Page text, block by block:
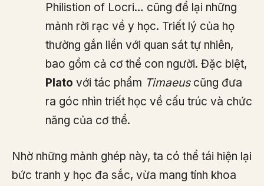
Philistion of Locri… cũng để lại những
mảnh rời rạc về y học. Triết lý của họ
thường gắn liền với quan sát tự nhiên,
bao gồm cả cơ thể con người. Đặc biệt,
Plato với tác phẩm Timaeuscũng đưa
ra góc nhìn triết học về cấu trúc và chức
năng của cơ thể.
Nhờ những mảnh ghép này, ta có thể tái hiện lại
bức tranh y học đa sắc, vừa mang tính khoa